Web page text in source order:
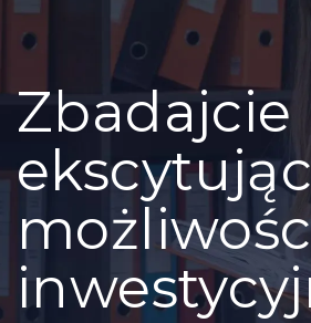
Zbadajcie